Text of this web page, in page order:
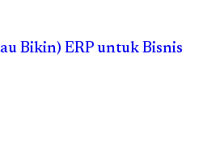
Bikin) ERP untuk Bisnis